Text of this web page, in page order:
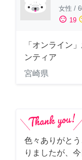
女性 /
sentiment_satisfied 19
「オンライン
ンティア
宮崎県
色々ありがと
りましたが、